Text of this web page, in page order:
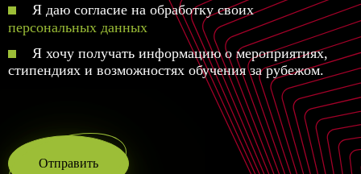
Я даю согласие на обработку своих
персональных данных
Я хочу получать информацию о мероприятиях,
стипендиях и возможностях обучения за рубежом.
Отправить